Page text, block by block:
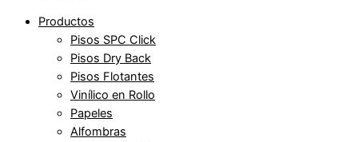
Productos
Pisos SPC Click
Pisos Dry Back
Pisos Flotantes
Vinílico en Rollo
Papeles
Alfombras